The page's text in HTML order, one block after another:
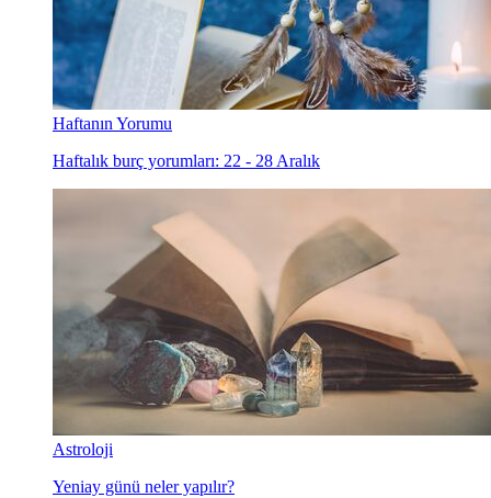
Haftanın Yorumu
Haftalık burç yorumları: 22 - 28 Aralık
Astroloji
Yeniay günü neler yapılır?